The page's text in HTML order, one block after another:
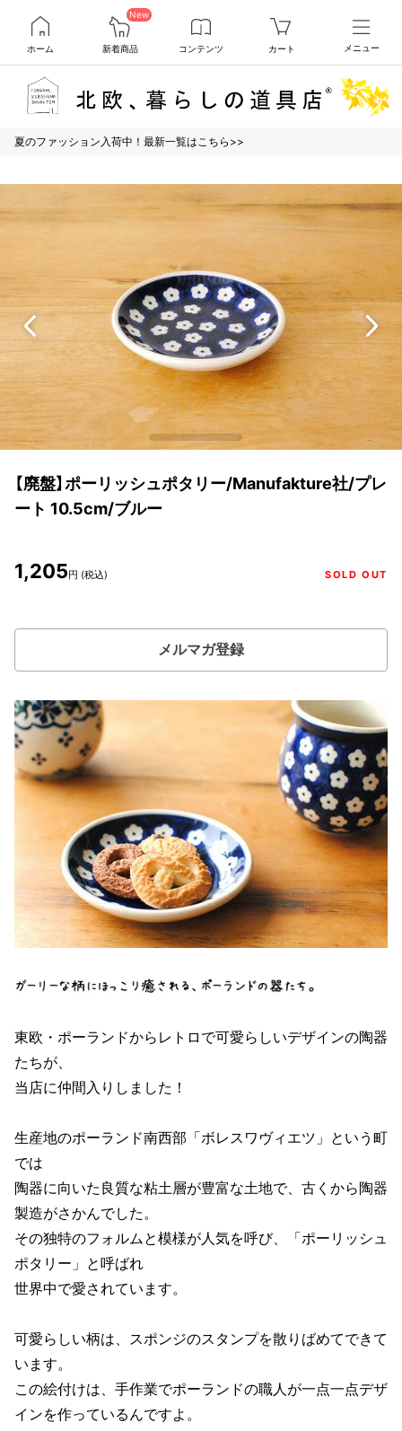
ホーム
New
新着商品 コンテンツ カート メニュー
夏のファッション入荷中！最新一覧はこちら>>
【廃盤】ポーリッシュポタリー/Manufakture社/プレ
ート 10.5cm/ブルー
1,205円 (税込) SOLD OUT
メルマガ登録
東欧・ポーランドからレトロで可愛らしいデザインの陶器
たちが、
当店に仲間入りしました！
生産地のポーランド南西部「ボレスワヴィエツ」という町
では
陶器に向いた良質な粘土層が豊富な土地で、古くから陶器
製造がさかんでした。
その独特のフォルムと模様が人気を呼び、「ポーリッシュ
ポタリー」と呼ばれ
世界中で愛されています。
可愛らしい柄は、スポンジのスタンプを散りばめてできて
います。
この絵付けは、手作業でポーランドの職人が一点一点デザ
インを作っているんですよ。